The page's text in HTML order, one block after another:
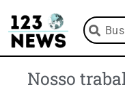
Nosso